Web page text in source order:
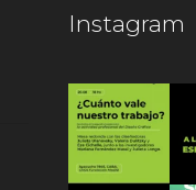
Instagram